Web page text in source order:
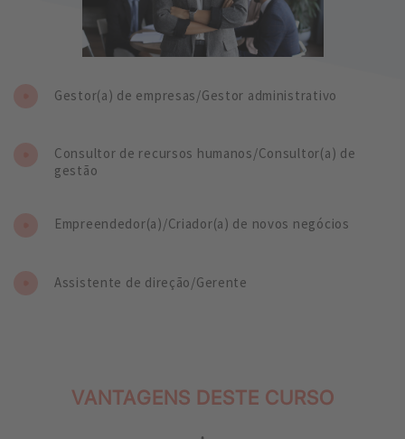
Gestor(a) de empresas/Gestor administrativo
Consultor de recursos humanos/Consultor(a) de
gestão
Empreendedor(a)/Criador(a) de novos negócios
Assistente de direção/Gerente
VANTAGENS DESTE CURSO